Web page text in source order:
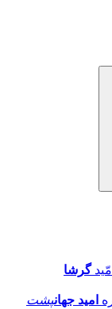
گرشا
امید جهانپشت